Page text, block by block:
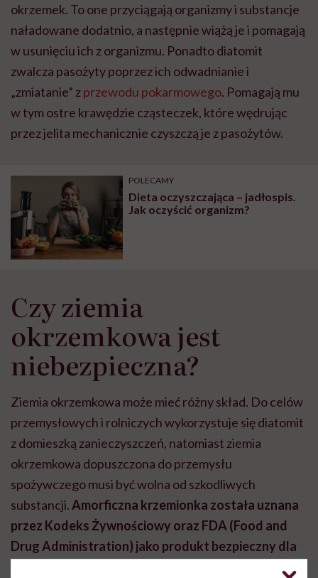
okrzemek. To one przyciągają organizmy i substancje
naładowane dodatnio, a następnie wiążą je i pomagają
w usunięciu ich z organizmu. Ponadto diatomit
zwalcza pasożyty poprzez ich odwadnianie i
„zmiatanie” zprzewodu pokarmowego. Pomagają mu
w tym ostre krawędzie cząsteczek, które wędrując
przez jelita mechanicznie czyszczą je z pasożytów.
POLECAMY
Dieta oczyszczająca – jadłospis.
Jak oczyścić organizm?
Czy ziemia
okrzemkowa jest
niebezpieczna?
Ziemia okrzemkowa może mieć różny skład. Do celów
przemysłowych i rolniczych wykorzystuje się diatomit
z domieszką zanieczyszczeń, natomiast ziemia
okrzemkowa dopuszczona do przemysłu
spożywczego musi być wolna od szkodliwych
substancji.Amorficzna krzemionka została uznana
przez Kodeks Żywnościowy oraz FDA (Food and
Drug Administration) jako produkt bezpieczny dla